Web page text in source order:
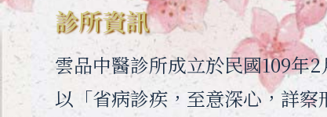
診所資訊
雲品中醫診所成立於民國109年
以「省病診疾，至意深心，詳